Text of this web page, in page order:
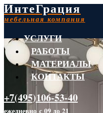
ИнтеГрация
мебельная компания
УСЛУГИ
РАБОТЫ
МАТЕРИАЛЫ
КОНТАКТЫ
+7(495)106-53-40
ежедневно с 09 до 21